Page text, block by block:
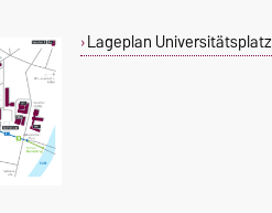
Lageplan Universitätsplatz